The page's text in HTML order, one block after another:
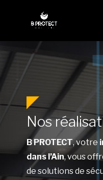
Nos
B PROTECT, votre
dans l’Ain, vous
de solutions de